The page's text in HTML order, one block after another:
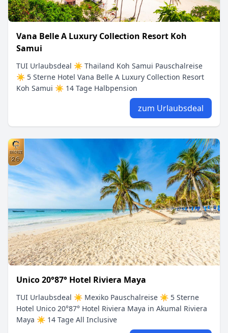
Vana Belle A Luxury Collection Resort Koh
Samui
TUI Urlaubsdeal ☀ Thailand Koh Samui Pauschalreise
☀ 5 Sterne Hotel Vana Belle A Luxury Collection Resort
Koh Samui ☀ 14 Tage Halbpension
zum Urlaubsdeal
Unico 20°87° Hotel Riviera Maya
TUI Urlaubsdeal ☀ Mexiko Pauschalreise ☀ 5 Sterne
Hotel Unico 20°87° Hotel Riviera Maya in Akumal Riviera
Maya ☀ 14 Tage All Inclusive